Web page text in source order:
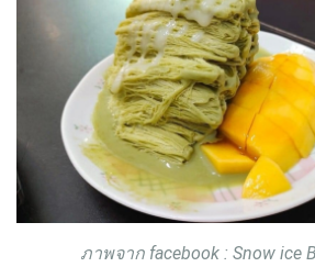
ภาพจาก facebook : Snow ice